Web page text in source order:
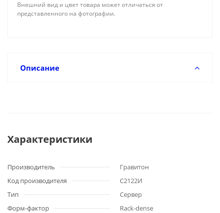
Внешний вид и цвет товара может отличаться от
представленного на фотографии.
Описание
Характеристики
Производитель
Гравитон
Код производителя
C2122И
Тип
Сервер
Форм-фактор
Rack-dense